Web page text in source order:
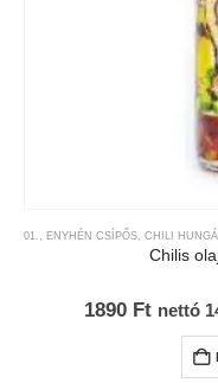
01., ENYHÉN CSÍPŐS CHILI
Chilis
1890 Ft nettó